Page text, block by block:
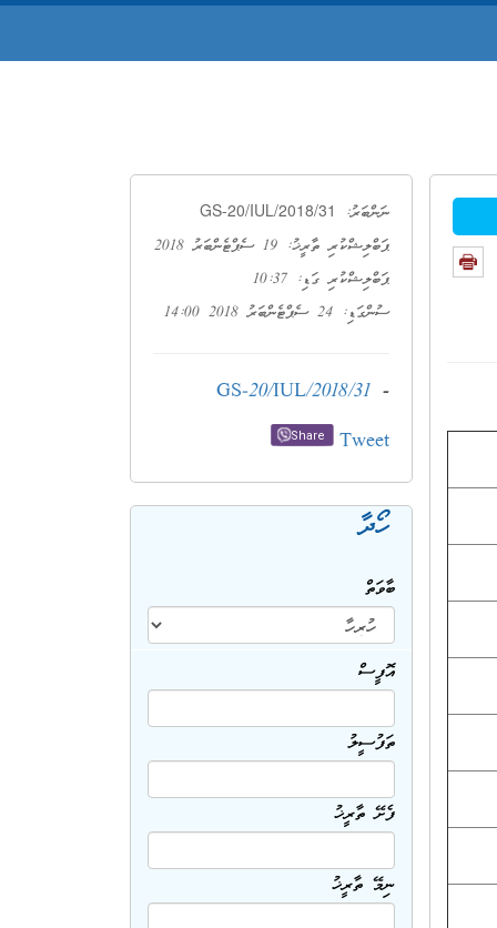
ނަންބަރު: GS-20/IUL/2018/31
ޕަބްލިޝްކުރި ތާރީޚު: 19 ސެޕްޓެންބަރު 2018
ޕަބްލިޝްކުރި ގަޑި: 10:37
ސުންގަޑި: 24 ސެޕްޓެންބަރު 2018 14:00
-
GS-20/IUL/2018/31
Tweet
Share
ހޯދާ
ބާވަތް
އޮފީސް
ތަފުސީލު
ފެށޭ ތާރީޚު
ނިމޭ ތާރީޚު